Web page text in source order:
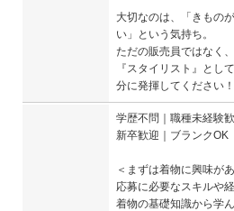
大切なのは、「きもの
い」という気持ち。
ただの販売員ではなく
『スタイリスト』とし
分に発揮してください！
学歴不問｜職種未経験
新卒歓迎｜ブランクOK
＜まずは着物に興味が
応募に必要なスキルや
着物の基礎知識から学